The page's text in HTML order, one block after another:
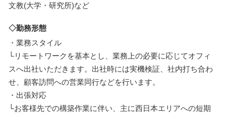
文教(大学・研究所)など
◇勤務形態
・業務スタイル
└リモートワークを基本とし、業務上の必要に応じてオフィ
スへ出社いただきます。出社時には実機検証、社内打ち合わ
せ、顧客訪問への営業同行などを行います。
・出張対応
└お客様先での構築作業に伴い、主に西日本エリアへの短期